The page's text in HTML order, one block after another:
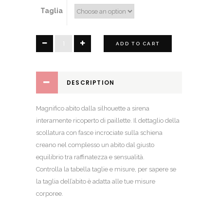
Taglia
quantity
ADD TO CART
DESCRIPTION
Magnifico abito dalla silhouette a sirena
interamente ricoperto di paillette. Il dettaglio della
scollatura con fasce incrociate sulla schiena
creano nel complesso un abito dal giusto
equilibrio tra raffinatezza e sensualità.
Controlla la tabella taglie e misure, per sapere se
la taglia dell’abito è adatta alle tue misure
corporee.